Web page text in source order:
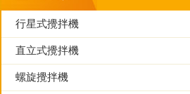
行星式攪拌機
直立式攪拌機
螺旋攪拌機